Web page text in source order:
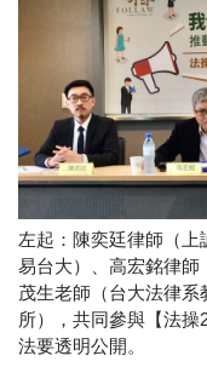
左起：陳奕廷律師（
易台大）、高宏銘律
茂生老師（台大法律
所），共同參與【法
法要透明公開。